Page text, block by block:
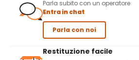
Parla subito con un operatore
Entra in chat
Parla con noi
Restituzione facile